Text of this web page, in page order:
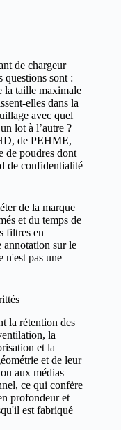
de chargeur
questions sont :
la taille maximale
elles dans la
avec quel
lot à l’autre ?
de PEHME,
de poudres dont
de confidentialité
de la marque
et du temps de
filtres en
annotation sur le
n'est pas une
la rétention des
la
et la
et de leur
aux médias
ce qui confère
profondeur et
est fabriqué